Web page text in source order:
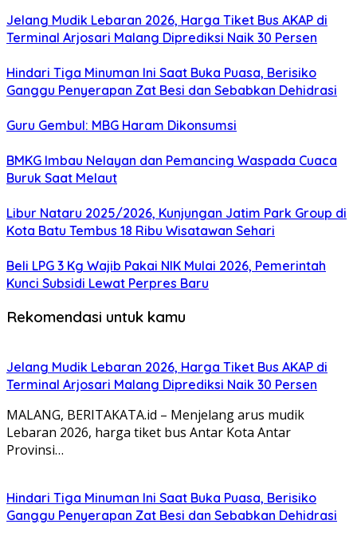
Jelang Mudik Lebaran 2026, Harga Tiket Bus AKAP di
Terminal Arjosari Malang Diprediksi Naik 30 Persen
Hindari Tiga Minuman Ini Saat Buka Puasa, Berisiko
Ganggu Penyerapan Zat Besi dan Sebabkan Dehidrasi
Guru Gembul: MBG Haram Dikonsumsi
BMKG Imbau Nelayan dan Pemancing Waspada Cuaca
Buruk Saat Melaut
Libur Nataru 2025/2026, Kunjungan Jatim Park Group di
Kota Batu Tembus 18 Ribu Wisatawan Sehari
Beli LPG 3 Kg Wajib Pakai NIK Mulai 2026, Pemerintah
Kunci Subsidi Lewat Perpres Baru
Rekomendasi untuk kamu
Jelang Mudik Lebaran 2026, Harga Tiket Bus AKAP di
Terminal Arjosari Malang Diprediksi Naik 30 Persen
MALANG, BERITAKATA.id – Menjelang arus mudik
Lebaran 2026, harga tiket bus Antar Kota Antar
Provinsi…
Hindari Tiga Minuman Ini Saat Buka Puasa, Berisiko
Ganggu Penyerapan Zat Besi dan Sebabkan Dehidrasi